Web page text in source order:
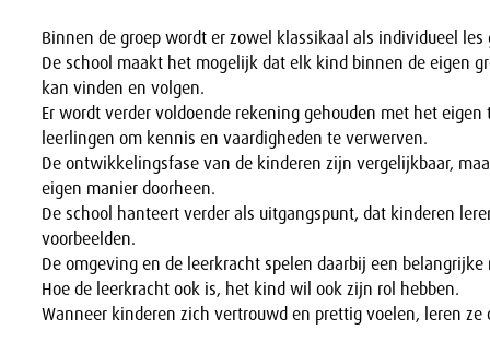
Binnen de groep wordt er zowel klassikaal als individueel les
De school maakt het mogelijk dat elk kind binnen de eigen
kan vinden en volgen.
Er wordt verder voldoende rekening gehouden met het
leerlingen om kennis en vaardigheden te verwerven.
De ontwikkelingsfase van de kinderen zijn vergelijkbaar,
eigen manier doorheen.
De school hanteert verder als uitgangspunt, dat kinderen
voorbeelden.
De omgeving en de leerkracht spelen daarbij een belangrijke
Hoe de leerkracht ook is, het kind wil ook zijn rol hebben.
Wanneer kinderen zich vertrouwd en prettig voelen, leren ze